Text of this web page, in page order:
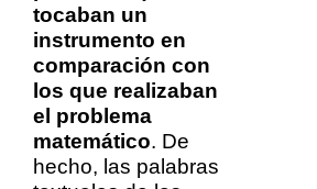
tocaban un
instrumento en
comparación con
los que realizaban
el problema
matemático. De
hecho, las palabras